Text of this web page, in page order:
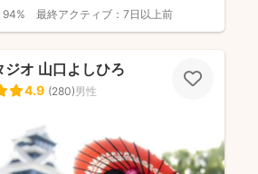
94% 最終アクティブ： 7日以上前
ジオ 山口よしひろ
4.9 (280)男性